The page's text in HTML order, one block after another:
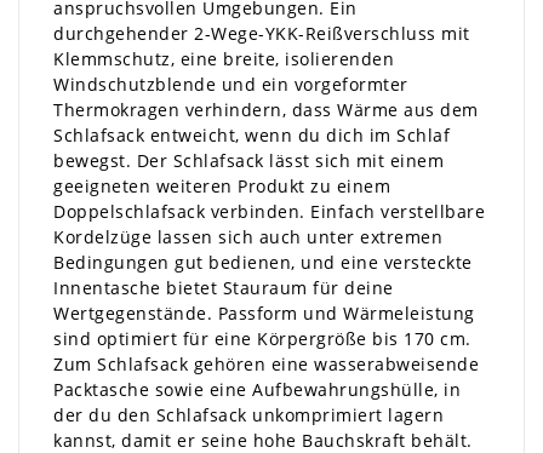
anspruchsvollen Umgebungen. Ein
durchgehender 2-Wege-YKK-Reißverschluss mit
Klemmschutz, eine breite, isolierenden
Windschutzblende und ein vorgeformter
Thermokragen verhindern, dass Wärme aus dem
Schlafsack entweicht, wenn du dich im Schlaf
bewegst. Der Schlafsack lässt sich mit einem
geeigneten weiteren Produkt zu einem
Doppelschlafsack verbinden. Einfach verstellbare
Kordelzüge lassen sich auch unter extremen
Bedingungen gut bedienen, und eine versteckte
Innentasche bietet Stauraum für deine
Wertgegenstände. Passform und Wärmeleistung
sind optimiert für eine Körpergröße bis 170 cm.
Zum Schlafsack gehören eine wasserabweisende
Packtasche sowie eine Aufbewahrungshülle, in
der du den Schlafsack unkomprimiert lagern
kannst, damit er seine hohe Bauchskraft behält.